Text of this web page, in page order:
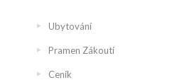
Ubytování
Pramen Zákoutí
Ceník